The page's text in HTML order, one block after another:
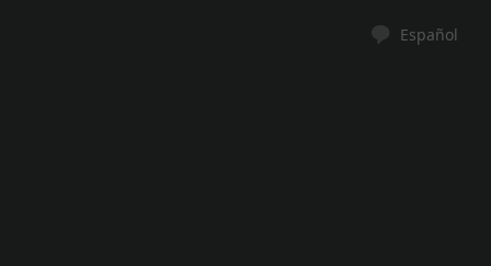
Español